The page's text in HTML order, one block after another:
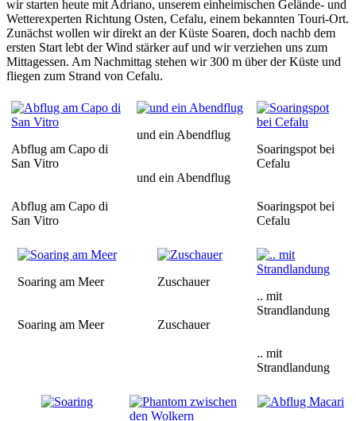
wir starten heute mit Adriano, unserem einheimischen Gelände- und
Wetterexperten Richtung Osten, Cefalu, einem bekannten Touri-Ort.
Zunächst wollen wir direkt an der Küste Soaren, doch nachb dem
ersten Start lebt der Wind stärker auf und wir verziehen uns zum
Mittagessen. Am Nachmittag stehen wir 300 m über der Küste und
fliegen zum Strand von Cefalu.
Abflug am Capo di
San Vitro
Abflug am Capo di
San Vitro
und ein Abendflug
und ein Abendflug
Soaringspot bei
Cefalu
Soaringspot bei
Cefalu
Soaring am Meer
Soaring am Meer
Zuschauer
Zuschauer
.. mit
Strandlandung
.. mit
Strandlandung